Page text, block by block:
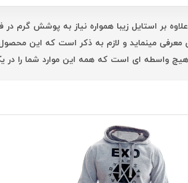
بر استایل زیبا همواره نیاز به پوشش گرم
مینماید و لازم به ذکر است که این